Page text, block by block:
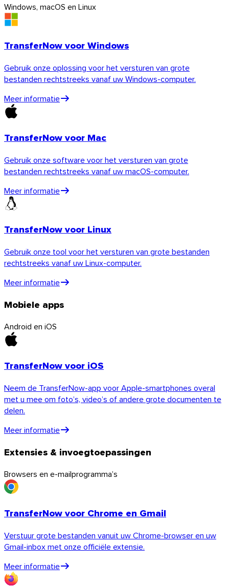
Alle apps
API-documentatie
Probeer de API
Automatiseer uw transfers — gratis
proefperiode.
Ontdek de API
Tutorials en gidsen
Alle bestandstypen verzenden
Support & FAQ
Windows, macOS en Linux
TransferNow voor Windows
Gebruik onze oplossing voor het versturen van grote
bestanden rechtstreeks vanaf uw Windows-computer.
Meer informatie
TransferNow voor Mac
Gebruik onze software voor het versturen van grote
bestanden rechtstreeks vanaf uw macOS-computer.
Meer informatie
TransferNow voor Linux
Gebruik onze tool voor het versturen van grote bestanden
rechtstreeks vanaf uw Linux-computer.
Meer informatie
Mobiele apps
Android en iOS
TransferNow voor iOS
Neem de TransferNow-app voor Apple-smartphones overal
met u mee om foto’s, video’s of andere grote documenten te
delen.
Meer informatie
Extensies & invoegtoepassingen
Browsers en e-mailprogramma’s
TransferNow voor Chrome en Gmail
Verstuur grote bestanden vanuit uw Chrome-browser en uw
Gmail-inbox met onze officiële extensie.
Meer informatie